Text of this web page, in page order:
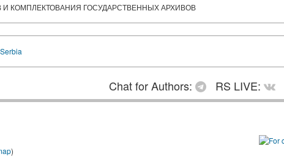
КОМПЛЕКТОВАНИЯ ГОСУДАРСТВЕННЫХ АРХИВОВ
Chat for Authors: RS LIVE:
)